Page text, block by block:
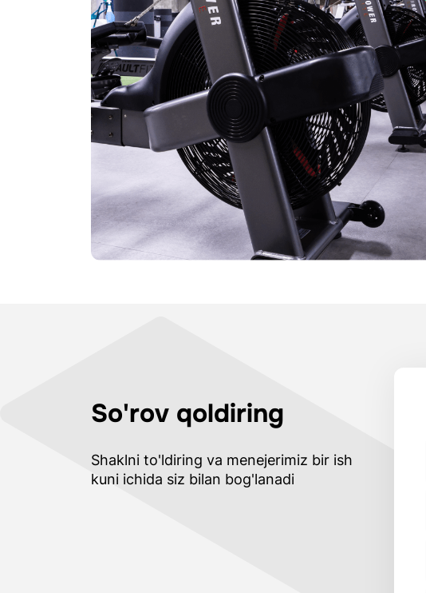
So'rov qoldiring
Shaklni to'ldiring va menejerimiz bir ish
kuni ichida siz bilan bog'lanadi